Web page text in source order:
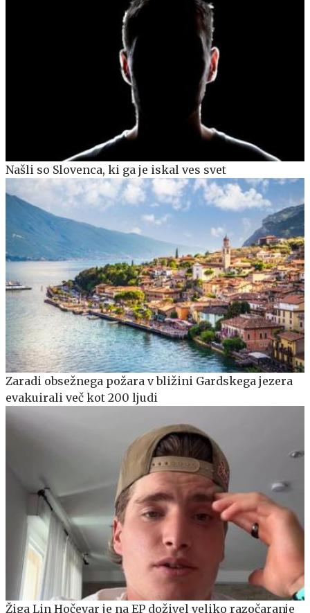
Našli so Slovenca, ki ga je iskal ves svet
Zaradi obsežnega požara v bližini Gardskega jezera
evakuirali več kot 200 ljudi
Žiga Lin Hočevar je na EP doživel veliko razočaranje